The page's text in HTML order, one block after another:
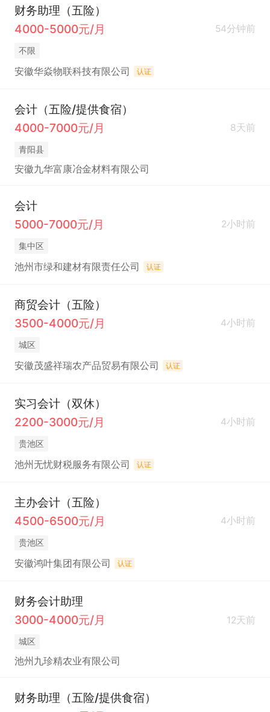
财务助理（五险）
4000-5000元/月
54分钟前
不限
安徽华焱物联科技有限公司 认证
会计（五险/提供食宿）
4000-7000元/月
8天前
青阳县
安徽九华富康冶金材料有限公司
会计
5000-7000元/月
2小时前
集中区
池州市绿和建材有限责任公司 认证
商贸会计（五险）
3500-4000元/月
4小时前
城区
安徽茂盛祥瑞农产品贸易有限公司 认证
实习会计（双休）
2200-3000元/月
4小时前
贵池区
池州无忧财税服务有限公司 认证
主办会计（五险）
4500-6500元/月
4小时前
贵池区
安徽鸿叶集团有限公司 认证
财务会计助理
3000-4000元/月
12天前
城区
池州九珍精农业有限公司
财务助理（五险/提供食宿）